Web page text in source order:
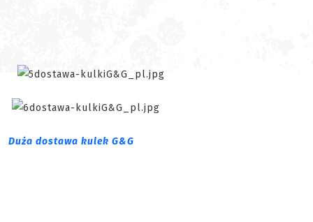
Duża dostawa kulek G&G